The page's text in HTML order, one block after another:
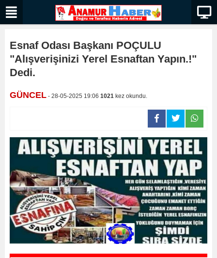
Esnaf Odası Başkanı POÇULU
"Alışverişinizi Yerel Esnaftan Yapın.!"
Dedi.
GÜNCEL - 28-05-2025 19:06 1021 kez okundu.